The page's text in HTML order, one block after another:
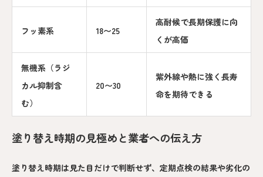
フッ素系 18〜25
高耐候で長期保護に向
くが高価
無機系（ラジ
カル抑制含
む）
20〜30
紫外線や熱に強く長寿
命を期待できる
塗り替え時期の見極めと業者への伝え方
塗り替え時期は見た目だけで判断せず、定期点検の結果や劣化の